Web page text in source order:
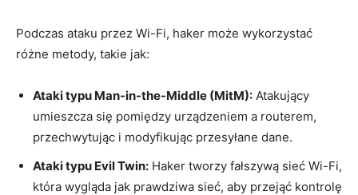
Podczas ataku przez Wi-Fi, haker może wykorzystać
różne metody, takie jak:
Ataki typu Man-in-the-Middle (MitM): Atakujący
umieszcza się pomiędzy urządzeniem a routerem,
przechwytując i modyfikując przesyłane dane.
Ataki typu Evil Twin: Haker tworzy fałszywą sieć Wi-Fi,
która wygląda jak prawdziwa sieć, aby przejąć kontrolę